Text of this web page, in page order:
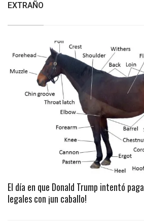
EXTRAÑO
El día en que Donald Trump intentó
legales con ¡un caballo!